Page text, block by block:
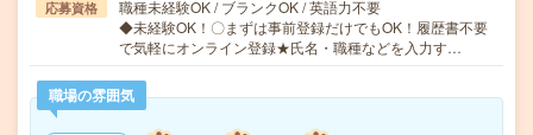
応募資格
職種未経験OK / ブランクOK / 英語力不要
◆未経験OK！〇まずは事前登録だけでもOK！履歴書不要
で気軽にオンライン登録★氏名・職種などを入力す…
職場の雰囲気